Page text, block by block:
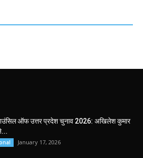
ऑफ उत्तर प्रदेश चुनाव 2026: अखिलेश कुमार
January 17, 2026